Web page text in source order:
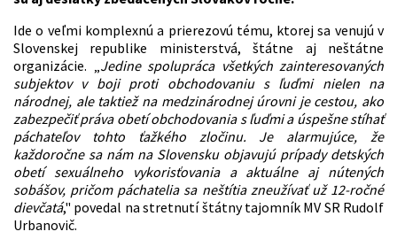
Ide o veľmi komplexnú a prierezovú tému, ktorej sa venujú v
Slovenskej republike ministerstvá, štátne aj neštátne
organizácie. „Jedine spolupráca všetkých zainteresovaných
subjektov v boji proti obchodovaniu s ľuďmi nielen na
národnej, ale taktiež na medzinárodnej úrovni je cestou, ako
zabezpečiť práva obetí obchodovania s ľuďmi a úspešne stíhať
páchateľov tohto ťažkého zločinu. Je alarmujúce, že
každoročne sa nám na Slovensku objavujú prípady detských
obetí sexuálneho vykorisťovania a aktuálne aj nútených
sobášov, pričom páchatelia sa neštítia zneužívať už 12-ročné
dievčatá," povedal na stretnutí štátny tajomník MV SR Rudolf
Urbanovič.